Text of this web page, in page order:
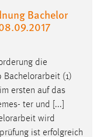
Bachelor
die
Bachelorarbeit (1)
ersten auf das
ter und [...]
wird
ist erfolgreich